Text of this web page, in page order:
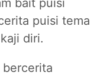
bait puisi
puisi tema
diri.